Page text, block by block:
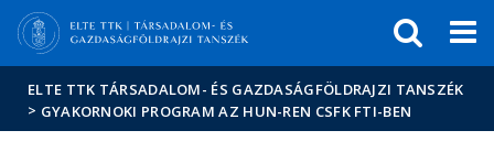
Hírek
Események
ELTE a
sajtóban
ELTE TTK TÁRSADALOM- ÉS GAZDASÁGFÖLDRAJZI TANSZÉK
> GYAKORNOKI PROGRAM AZ HUN-REN CSFK FTI-BEN